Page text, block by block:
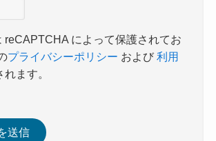
reCAPTCHA によって保護されてお
プライバシーポリシー および利用
ます。